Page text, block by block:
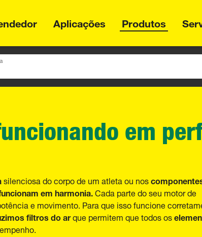
Aplicações Produtos
em
silenciosa do corpo de um atleta ou nos
em harmonia.Cada parte do seu motor de
e movimento. Para que isso funcione
filtros do arque permitem que todos os